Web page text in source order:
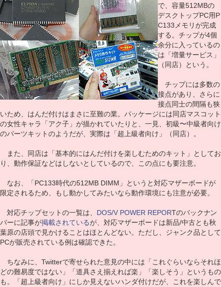
で、容量512MBの
デスクトップPC用P
C133メモリが完成
する。チップが4個
余分に入っているの
は「増量サービス」
（同店）という。
チップには多数の
接点があり、さらに
接点同士の間隔も狭
いため、はんだ付けはまさに至難の業。パッケージには同店マスコット
の女性キャラ「アク子」が描かれていたりと、一見、初級〜中級者向け
のパーツキットのようだが、実際は「超上級者向け」（同店）。
また、同店は「基本的にはんだ付けを楽しむためのキット」としてお
り、動作保証などはしないとしているので、この点にも要注意。
なお、「PC133時代の512MB DIMM」というと対応マザーボードが
限定されるため、もし動かしてみたいなら動作環境にも注意が必要。
対応チップセットの一覧は、 DOS/V POWER REPORTのバックナン
バーに記事が掲載されているが、対応マザーボードは新品/中古とも秋
葉原の店頭で見かけることはほとんどない。ただし、ジャンク品として
PCが販売されている例は確認できた。
ちなみに、Twitterで寄せられた意見の中には「これぐらいならそれほ
どの難易度ではない」「道具さえ揃えれば楽」「楽しそう」というもの
も。「超上級者向け」にしか見えないハンダ付けだが、これを楽しんで